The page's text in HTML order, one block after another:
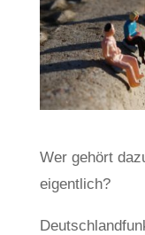
Wer gehört
eigentlich?